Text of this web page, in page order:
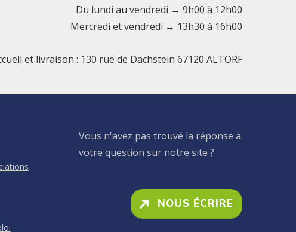
Du lundi au vendredi → 9h00 à 12h00
Mercredi et vendredi → 13h30 à 16h00
et livraison : 130 rue de Dachstein 67120 ALTORF
Vous n'avez pas trouvé la réponse à
votre question sur notre site ?
NOUS ÉCRIRE